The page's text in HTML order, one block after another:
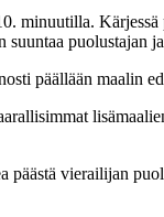
minuutilla. Kärjessä
puolustajan
päällään maalin
vierailijan